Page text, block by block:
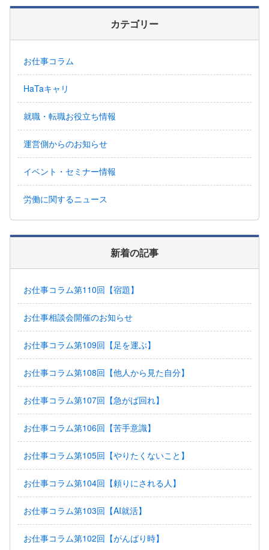
カテゴリー
お仕事コラム
HaTaキャリ
就職・転職お役立ち情報
運営側からのお知らせ
イベント・セミナー情報
労働に関するニュース
新着の記事
お仕事コラム第110回【宿題】
お仕事相談会開催のお知らせ
お仕事コラム第109回【足を運ぶ】
お仕事コラム第108回【他人から見た自分】
お仕事コラム第107回【急がば回れ】
お仕事コラム第106回【苦手意識】
お仕事コラム第105回【やりたくないこと】
お仕事コラム第104回【頼りにされる人】
お仕事コラム第103回【AI就活】
お仕事コラム第102回【がんばり時】